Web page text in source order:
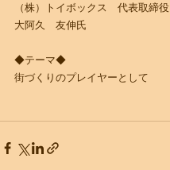
（株）トイボックス　代表取締役
大阿久　友伸氏
◆テーマ◆
​街づくりのプレイヤーとして